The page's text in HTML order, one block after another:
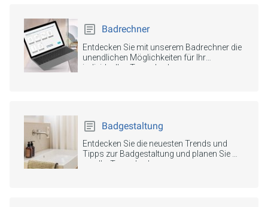
Badrechner
Entdecken Sie mit unserem Badrechner die
unendlichen Möglichkeiten für Ihr
individuelles Traumbad.
Badgestaltung
Entdecken Sie die neuesten Trends und
Tipps zur Badgestaltung und planen Sie mit
uns Ihr Traumbad.